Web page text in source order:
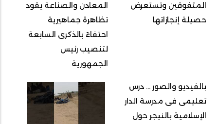
المتفوقين وتستعرض
حصيلة إنجازاتها
المعادن والصناعة يقود
تظاهرة جماهيرية
احتفاءً بالذكرى السابعة
لتنصيب رئيس
الجمهورية
بالفيديو والصور ... درس
تعليمى فى مدرسة الدار
الإسلامية بالنيجر حول